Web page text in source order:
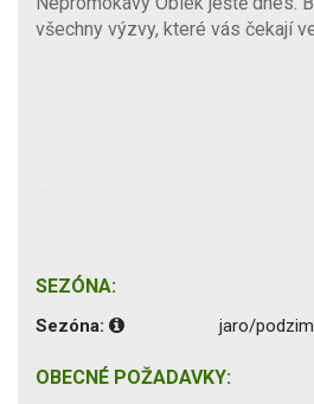
všechny výzvy, které vás čekají
SEZÓNA:
Sezóna: jaro/podzim
OBECNÉ POŽADAVKY: